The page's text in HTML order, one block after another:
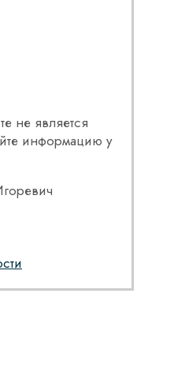
не является
информацию у